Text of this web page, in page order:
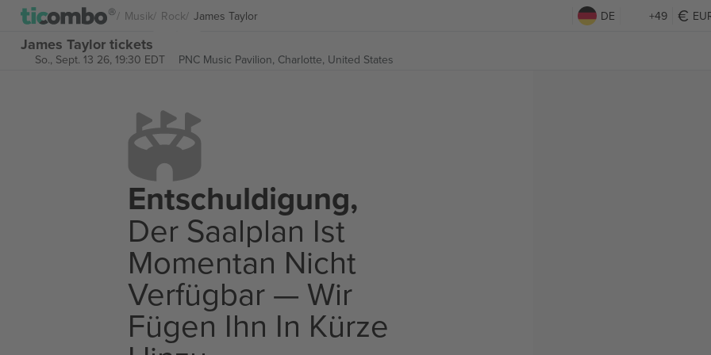
Musik Rock James Taylor DE +49
James Taylor tickets
So., Sept. 13 26, 19:30 EDT PNC Music Pavilion, Charlotte, United States
Entschuldigung,
Der Saalplan Ist
Momentan Nicht
Verfügbar — Wir
Fügen Ihn In Kürze